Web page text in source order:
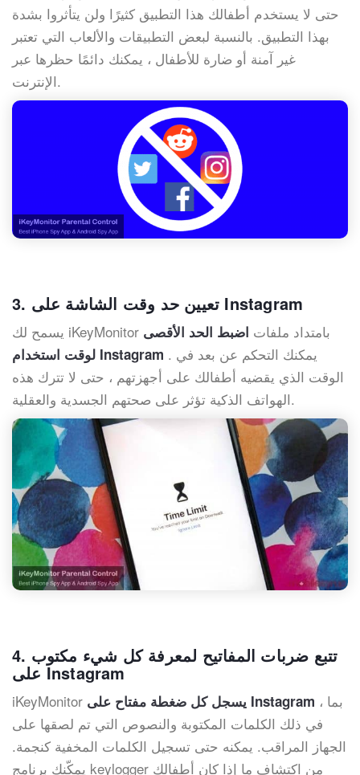
حتى لا يستخدم أطفالك هذا التطبيق كثيرًا ولن يتأثروا بشدة
بهذا التطبيق. بالنسبة لبعض التطبيقات والألعاب التي تعتبر
غير آمنة أو ضارة للأطفال ، يمكنك دائمًا حظرها عبر
الإنترنت.
3. تعيين حد وقت الشاشة على Instagram
يسمح لك iKeyMonitor بامتداد ملفات اضبط الحد الأقصى
لوقت استخدام Instagram . يمكنك التحكم عن بعد في
الوقت الذي يقضيه أطفالك على أجهزتهم ، حتى لا تترك هذه
الهواتف الذكية تؤثر على صحتهم الجسدية والعقلية.
4. تتبع ضربات المفاتيح لمعرفة كل شيء مكتوب
على Instagram
iKeyMonitor يسجل كل ضغطة مفتاح على Instagram ، بما
في ذلك الكلمات المكتوبة والنصوص التي تم لصقها على
الجهاز المراقب. يمكنه حتى تسجيل الكلمات المخفية كنجمة.
يمكّنك برنامج keylogger من اكتشاف ما إذا كان أطفالك